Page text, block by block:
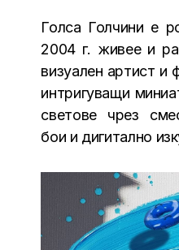
Голса Голчини е
2004 г. живее и
визуален артист и
интригуващи
светове чрез
бои и дигитално